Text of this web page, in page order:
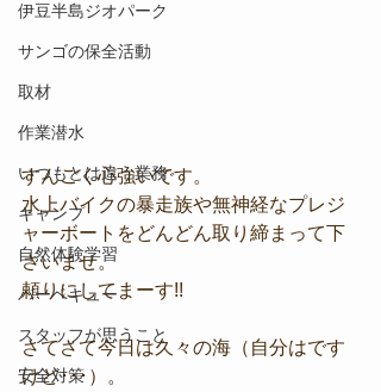
伊豆半島ジオパーク
サンゴの保全活動
取材
作業潜水
いつもとは違う業務
キャンプ
自然体験学習
バーベキュー
スタッフが思うこと
安全対策
すんごく心強いです。
水上バイクの暴走族や無神経なプレジ
ャーボートをどんどん取り締まって下
さいませ。
頼りにしてまーす!!
さてさて今日は久々の海（自分はです
けど･･･）。